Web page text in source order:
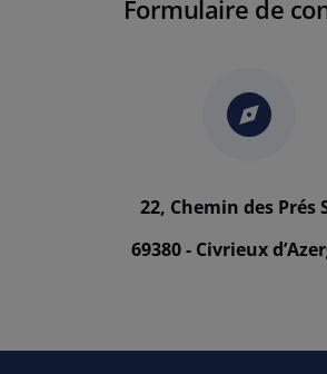
Formulaire de
22, Chemin des Prés
69380 - Civrieux